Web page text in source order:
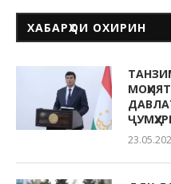
ХАБАРҲОИ ОХИРИН